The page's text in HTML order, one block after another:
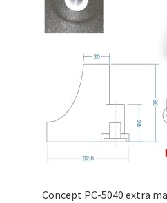
Concept PC-5040 extra